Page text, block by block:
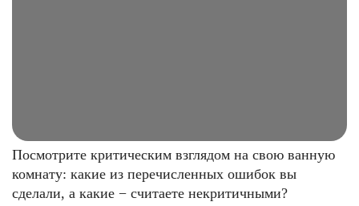
Посмотрите критическим взглядом на свою ванную
комнату: какие из перечисленных ошибок вы
сделали, а какие − считаете некритичными?